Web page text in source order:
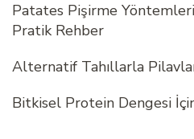
Patates Pişirme
Pratik Rehber
Alternatif Tahıllarla
Bitkisel Protein Dengesi